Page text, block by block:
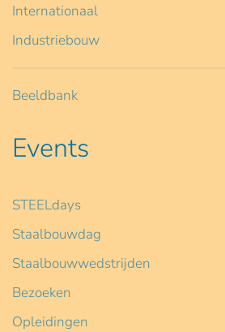
Internationaal
Industriebouw
Beeldbank
Events
STEELdays
Staalbouwdag
Staalbouwwedstrijden
Bezoeken
Opleidingen